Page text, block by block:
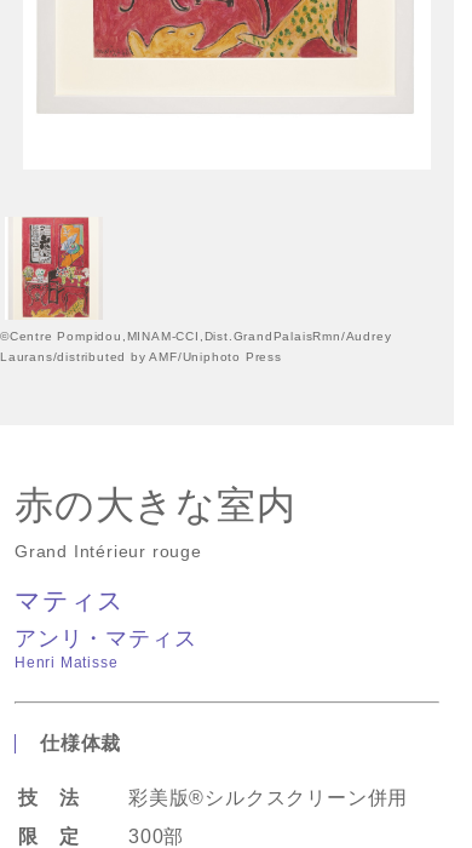
©Centre Pompidou,MINAM-CCI,Dist.GrandPalaisRmn/Audrey
Laurans/distributed by AMF/Uniphoto Press
赤の大きな室内
Grand Intérieur rouge
マティス
アンリ・マティス
Henri Matisse
仕様体裁
技 法
彩美版®シルクスクリーン併用
限 定
300部